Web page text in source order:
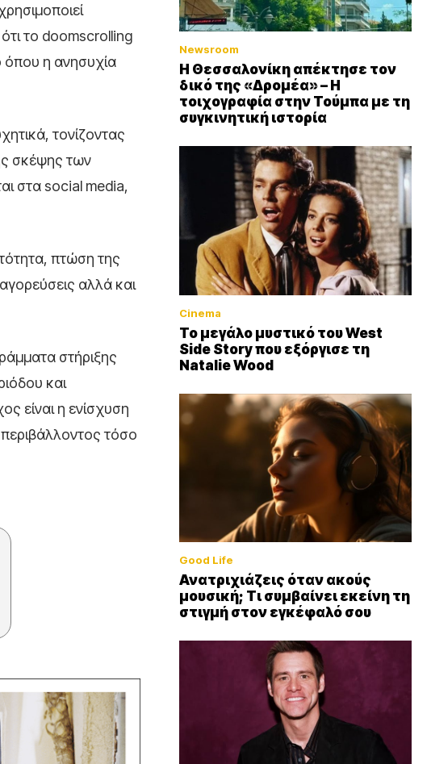
το doomscrolling
η ανησυχία
τονίζοντας
σκέψης των
στα social media,
πτώση της
αλλά και
στήριξης
και
είναι η ενίσχυση
τόσο
Newsroom
Η Θεσσαλονίκη απέκτησε τον
δικό της «Δρομέα» – Η
τοιχογραφία στην Τούμπα με τη
συγκινητική ιστορία
Cinema
Το μεγάλο μυστικό του West
Side Story που εξόργισε τη
Natalie Wood
Good Life
Ανατριχιάζεις όταν ακούς
μουσική; Τι συμβαίνει εκείνη τη
στιγμή στον εγκέφαλό σου